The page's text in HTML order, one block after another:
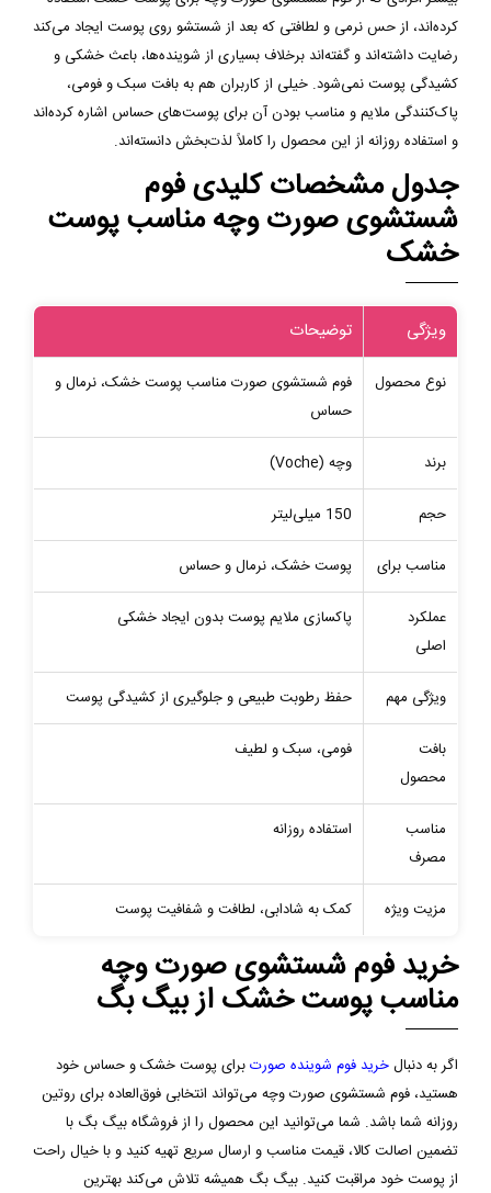
کرده‌اند، از حس نرمی و لطافتی که بعد از شستشو روی پوست ایجاد می‌کند
رضایت داشته‌اند و گفته‌اند برخلاف بسیاری از شوینده‌ها، باعث خشکی و
کشیدگی پوست نمی‌شود. خیلی از کاربران هم به بافت سبک و فومی،
پاک‌کنندگی ملایم و مناسب بودن آن برای پوست‌های حساس اشاره کرده‌اند
و استفاده روزانه از این محصول را کاملاً لذت‌بخش دانسته‌اند.
جدول مشخصات کلیدی فوم
شستشوی صورت وچه مناسب پوست
خشک
ویژگی توضیحات
نوع محصول
فوم شستشوی صورت مناسب پوست خشک، نرمال و
حساس
برند وچه (Voche)
حجم 150 میلی‌لیتر
مناسب برای پوست خشک، نرمال و حساس
عملکرد
اصلی
پاکسازی ملایم پوست بدون ایجاد خشکی
ویژگی مهم حفظ رطوبت طبیعی و جلوگیری از کشیدگی پوست
بافت
محصول
فومی، سبک و لطیف
مناسب
مصرف
استفاده روزانه
مزیت ویژه کمک به شادابی، لطافت و شفافیت پوست
خرید فوم شستشوی صورت وچه
مناسب پوست خشک از بیگ بگ
اگر به دنبالخرید فوم شوینده صورتبرای پوست خشک و حساس خود
هستید، فوم شستشوی صورت وچه می‌تواند انتخابی فوق‌العاده برای روتین
روزانه شما باشد. شما می‌توانید این محصول را از فروشگاه بیگ بگ با
تضمین اصالت کالا، قیمت مناسب و ارسال سریع تهیه کنید و با خیال راحت
از پوست خود مراقبت کنید. بیگ بگ همیشه تلاش می‌کند بهترین